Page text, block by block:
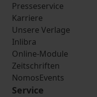
Presseservice
Karriere
Unsere Verlage
Inlibra
Online-Module
Zeitschriften
NomosEvents
Service